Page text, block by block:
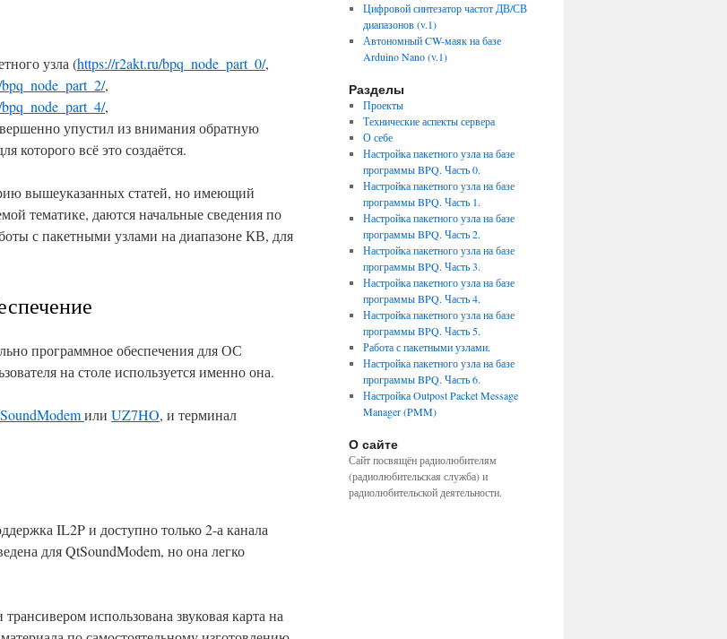
узла (https://r2akt.ru/bpq_node_part_0/,
,
,
упустил из внимания обратную
которого всё это создаётся.
вышеуказанных статей, но имеющий
тематике, даются начальные сведения по
с пакетными узлами на диапазоне КВ, для
программное обеспечения для ОС
на столе используется именно она.
или UZ7HO, и терминал
IL2P и доступно только 2-а канала
для QtSoundModem, но она легко
использована звуковая карта на
Цифровой синтезатор частот ДВ/СВ
диапазонов (v.1)
Автономный CW-маяк на базе
Arduino Nano (v.1)
Разделы
Проекты
Технические аспекты сервера
О себе
Настройка пакетного узла на базе
программы BPQ. Часть 0.
Настройка пакетного узла на базе
программы BPQ. Часть 1.
Настройка пакетного узла на базе
программы BPQ. Часть 2.
Настройка пакетного узла на базе
программы BPQ. Часть 3.
Настройка пакетного узла на базе
программы BPQ. Часть 4.
Настройка пакетного узла на базе
программы BPQ. Часть 5.
Работа с пакетными узлами.
Настройка пакетного узла на базе
программы BPQ. Часть 6.
Настройка Outpost Packet Message
Manager (PMM)
О сайте
Сайт посвящён радиолюбителям
(радиолюбительская служба) и
радиолюбительской деятельности.